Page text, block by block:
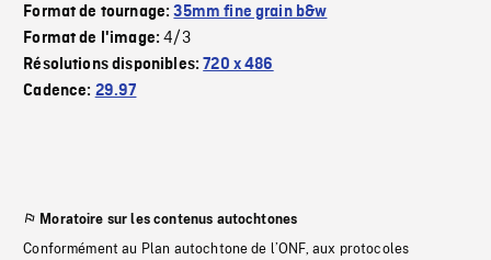
Format de tournage:35mm fine grain b&w
Format de l'image:4/3
Résolutions disponibles:720 x 486
Cadence: 29.97
Moratoire sur les contenus autochtones
Conformément au Plan autochtone de l’ONF, aux protocoles